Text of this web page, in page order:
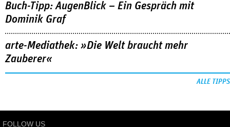
Buch-Tipp: AugenBlick – Ein Gespräch mit
Dominik Graf
arte-Mediathek: »Die Welt braucht mehr
Zauberer«
ALLE TIPPS
FOLLOW US